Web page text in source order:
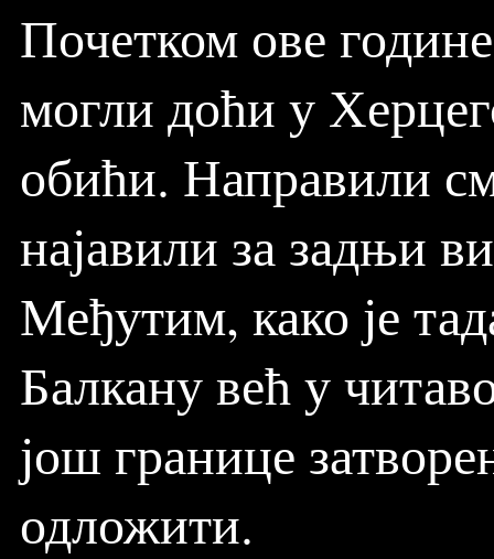
Почетком ове
могли доћи у
обићи. Направили
најавили за задњи
Међутим, како је
Балкану већ у
још границе
одложити.